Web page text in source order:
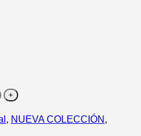
, NUEVA COLECCIÓN ,